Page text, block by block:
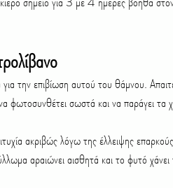
σωστά και να παράγει τα
ακριβώς λόγω της έλλειψης
αραιώνει αισθητά και το φυτό